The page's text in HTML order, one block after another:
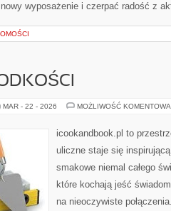
wyposażenie i czerpać radość z
MAR - 22 - 2026 MOŻLIWOŚĆ
icookandbook.pl to
uliczne staje się
smakowe niemal całego
które kochają jeść
na nieoczywiste